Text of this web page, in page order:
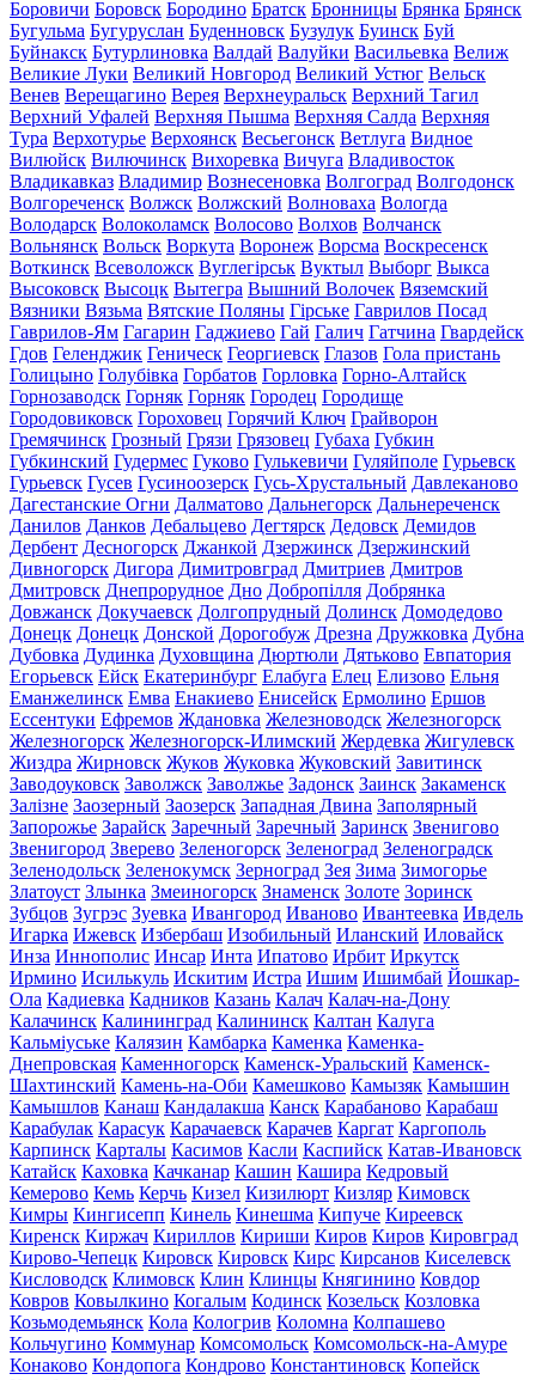
Боровичи Боровск Бородино Братск Бронницы Брянка Брянск
Бугульма Бугуруслан Буденновск Бузулук Буинск Буй
Буйнакск Бутурлиновка Валдай Валуйки Васильевка Велиж
Великие Луки Великий Новгород Великий Устюг Вельск
Венев Верещагино Верея Верхнеуральск Верхний Тагил
Верхний Уфалей Верхняя Пышма Верхняя Салда Верхняя
Тура Верхотурье Верхоянск Весьегонск Ветлуга Видное
Вилюйск Вилючинск Вихоревка Вичуга Владивосток
Владикавказ Владимир Вознесеновка Волгоград Волгодонск
Волгореченск Волжск Волжский Волноваха Вологда
Володарск Волоколамск Волосово Волхов Волчанск
Вольнянск Вольск Воркута Воронеж Ворсма Воскресенск
Воткинск Всеволожск Вуглегірськ Вуктыл Выборг Выкса
Высоковск Высоцк Вытегра Вышний Волочек Вяземский
Вязники Вязьма Вятские Поляны Гірське Гаврилов Посад
Гаврилов-Ям Гагарин Гаджиево Гай Галич Гатчина Гвардейск
Гдов Геленджик Геническ Георгиевск Глазов Гола пристань
Голицыно Голубівка Горбатов Горловка Горно-Алтайск
Горнозаводск Горняк Горняк Городец Городище
Городовиковск Гороховец Горячий Ключ Грайворон
Гремячинск Грозный Грязи Грязовец Губаха Губкин
Губкинский Гудермес Гуково Гулькевичи Гуляйполе Гурьевск
Гурьевск Гусев Гусиноозерск Гусь-Хрустальный Давлеканово
Дагестанские Огни Далматово Дальнегорск Дальнереченск
Данилов Данков Дебальцево Дегтярск Дедовск Демидов
Дербент Десногорск Джанкой Дзержинск Дзержинский
Дивногорск Дигора Димитровград Дмитриев Дмитров
Дмитровск Днепрорудное Дно Добропілля Добрянка
Довжанск Докучаевск Долгопрудный Долинск Домодедово
Донецк Донецк Донской Дорогобуж Дрезна Дружковка Дубна
Дубовка Дудинка Духовщина Дюртюли Дятьково Евпатория
Егорьевск Ейск Екатеринбург Елабуга Елец Елизово Ельня
Еманжелинск Емва Енакиево Енисейск Ермолино Ершов
Ессентуки Ефремов Ждановка Железноводск Железногорск
Железногорск Железногорск-Илимский Жердевка Жигулевск
Жиздра Жирновск Жуков Жуковка Жуковский Завитинск
Заводоуковск Заволжск Заволжье Задонск Заинск Закаменск
Залізне Заозерный Заозерск Западная Двина Заполярный
Запорожье Зарайск Заречный Заречный Заринск Звенигово
Звенигород Зверево Зеленогорск Зеленоград Зеленоградск
Зеленодольск Зеленокумск Зерноград Зея Зима Зимогорье
Златоуст Злынка Змеиногорск Знаменск Золоте Зоринск
Зубцов Зугрэс Зуевка Ивангород Иваново Ивантеевка Ивдель
Игарка Ижевск Избербаш Изобильный Иланский Иловайск
Инза Иннополис Инсар Инта Ипатово Ирбит Иркутск
Ирмино Исилькуль Искитим Истра Ишим Ишимбай Йошкар-
Ола Кадиевка Кадников Казань Калач Калач-на-Дону
Калачинск Калининград Калининск Калтан Калуга
Кальміуське Калязин Камбарка Каменка Каменка-
Днепровская Каменногорск Каменск-Уральский Каменск-
Шахтинский Камень-на-Оби Камешково Камызяк Камышин
Камышлов Канаш Кандалакша Канск Карабаново Карабаш
Карабулак Карасук Карачаевск Карачев Каргат Каргополь
Карпинск Карталы Касимов Касли Каспийск Катав-Ивановск
Катайск Каховка Качканар Кашин Кашира Кедровый
Кемерово Кемь Керчь Кизел Кизилюрт Кизляр Кимовск
Кимры Кингисепп Кинель Кинешма Кипуче Киреевск
Киренск Киржач Кириллов Кириши Киров Киров Кировград
Кирово-Чепецк Кировск Кировск Кирс Кирсанов Киселевск
Кисловодск Климовск Клин Клинцы Княгинино Ковдор
Ковров Ковылкино Когалым Кодинск Козельск Козловка
Козьмодемьянск Кола Кологрив Коломна Колпашево
Кольчугино Коммунар Комсомольск Комсомольск-на-Амуре
Конаково Кондопога Кондрово Константиновск Копейск